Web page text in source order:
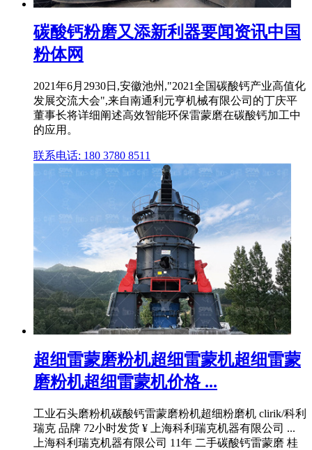
碳酸钙粉磨又添新利器要闻资讯中国
粉体网
2021年6月2930日,安徽池州,"2021全国碳酸钙产业高值化
发展交流大会",来自南通利元亨机械有限公司的丁庆平
董事长将详细阐述高效智能环保雷蒙磨在碳酸钙加工中
的应用。
联系电话: 180 3780 8511
超细雷蒙磨粉机超细雷蒙机超细雷蒙
磨粉机超细雷蒙机价格 ...
工业石头磨粉机碳酸钙雷蒙磨粉机超细粉磨机 clirik/科利
瑞克 品牌 72小时发货 ¥ 上海科利瑞克机器有限公司 ...
上海科利瑞克机器有限公司 11年 二手碳酸钙雷蒙磨 桂